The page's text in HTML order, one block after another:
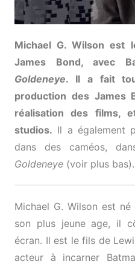
Michael G. Wilson est
James Bond, avec
Goldeneye. Il a fait
production des James
réalisation des films,
studios. Il a également
dans des caméos,
Goldeneye(voir plus bas).
Michael G. Wilson est
son plus jeune age, il
écran. Il est le fils de
acteur à incarner